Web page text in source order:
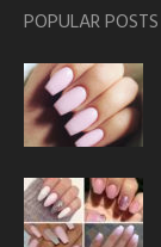
POPULAR POSTS